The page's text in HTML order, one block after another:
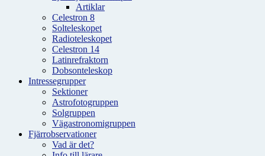
Artiklar
Celestron 8
Solteleskopet
Radioteleskopet
Celestron 14
Latinrefraktorn
Dobsonteleskop
Intressegrupper
Sektioner
Astrofotogruppen
Solgruppen
Vägastronomigruppen
Fjärrobservationer
Vad är det?